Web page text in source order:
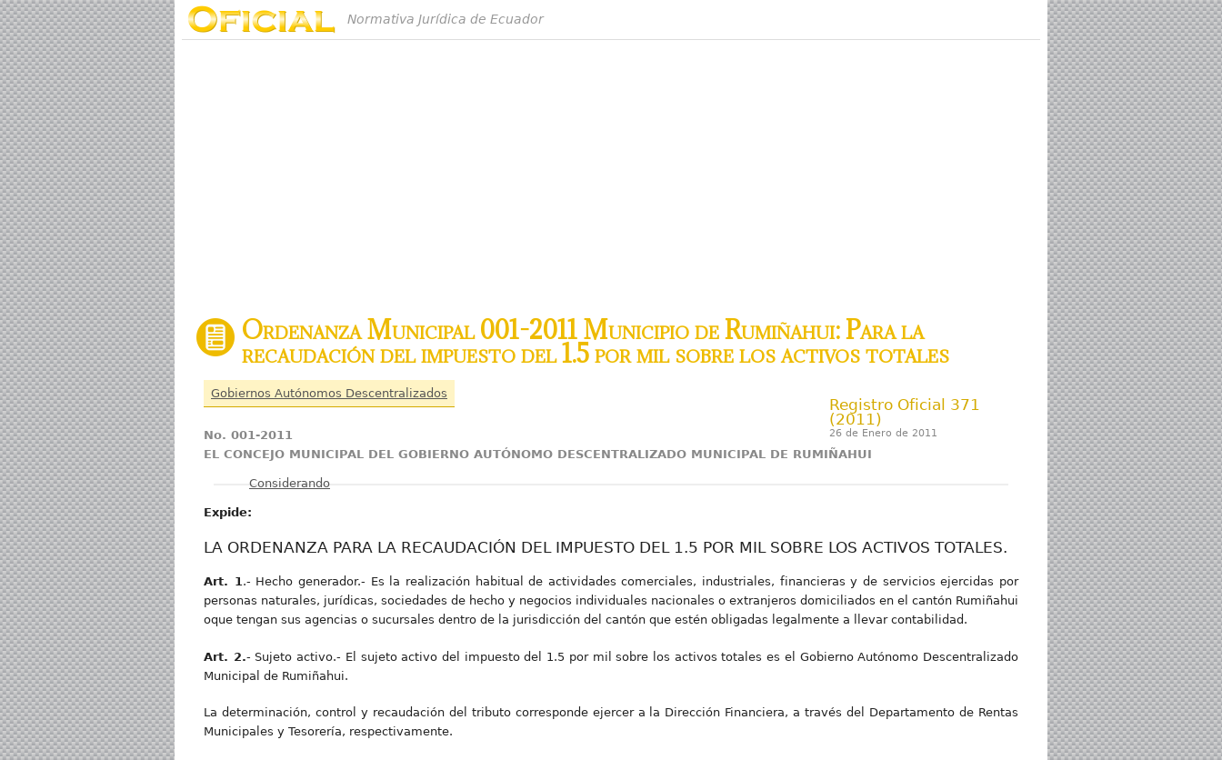
Normativa Jurídica de Ecuador
Ordenanza Municipal 001-2011 Municipio de Rumiñahui: Para la
recaudación del impuesto del 1.5 por mil sobre los activos totales
Gobiernos Autónomos Descentralizados
Registro Oficial 371
(2011)
26 de Enero de 2011
No. 001-2011
EL CONCEJO MUNICIPAL DEL GOBIERNO AUTÓNOMO DESCENTRALIZADO MUNICIPAL DE RUMIÑAHUI
Mostrar
Considerando
Expide:
LA ORDENANZA PARA LA RECAUDACIÓN DEL IMPUESTO DEL 1.5 POR MIL SOBRE LOS ACTIVOS TOTALES.
Art. 1.- Hecho generador.- Es la realización habitual de actividades comerciales, industriales, financieras y de servicios ejercidas por
personas naturales, jurídicas, sociedades de hecho y negocios individuales nacionales o extranjeros domiciliados en el cantón Rumiñahui
oque tengan sus agencias o sucursales dentro de la jurisdicción del cantón que estén obligadas legalmente a llevar contabilidad.
Art. 2.- Sujeto activo.- El sujeto activo del impuesto del 1.5 por mil sobre los activos totales es el Gobierno Autónomo Descentralizado
Municipal de Rumiñahui.
La determinación, control y recaudación del tributo corresponde ejercer a la Dirección Financiera, a través del Departamento de Rentas
Municipales y Tesorería, respectivamente.